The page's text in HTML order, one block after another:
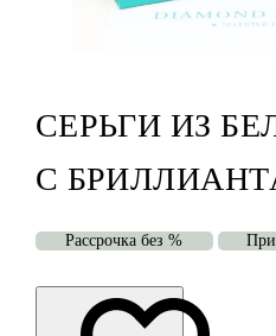
СЕРЬГИ ИЗ
С
Рассрочка без %